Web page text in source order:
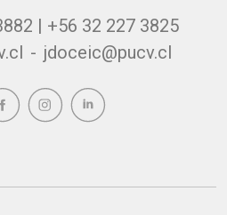
| +56 32 227 3825
- jdoceic@pucv.cl